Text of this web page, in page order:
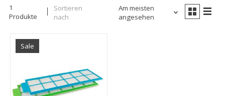
1
Produkte
Sortieren
nach
Am meisten
angesehen
Sale